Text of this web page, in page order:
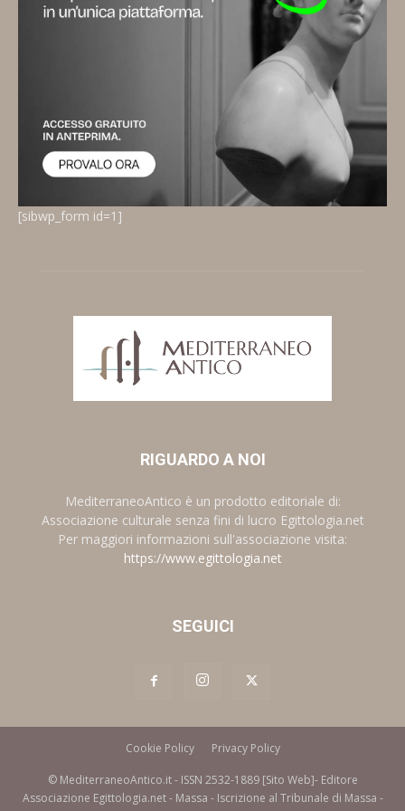
[sibwp_form id=1]
RIGUARDO A NOI
MediterraneoAntico è un prodotto editoriale di:
Associazione culturale senza fini di lucro Egittologia.net
Per maggiori informazioni sull'associazione visita:
https://www.egittologia.net
SEGUICI
Cookie Policy Privacy Policy
© MediterraneoAntico.it - ISSN 2532-1889 [Sito Web]- Editore
Associazione Egittologia.net - Massa - Iscrizione al Tribunale di Massa -